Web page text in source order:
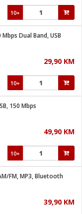
10+
Dual Band, USB
29,90 KM
10+
150 Mbps
49,90 KM
10+
FM, MP3, Bluetooth
39,90 KM